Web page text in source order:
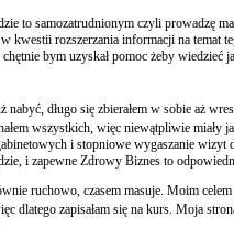
to samozatrudnionym czyli prowadzę
w kwestii rozszerzania informacji na
bym uzyskał pomoc żeby
długo się zbierałem w sobie aż
wszystkich, więc niewątpliwie
i stopniowe wygaszanie
i zapewne Zdrowy Biznes to
ruchowo, czasem masuje. Moim
dlatego zapisałam się na kurs. Moja